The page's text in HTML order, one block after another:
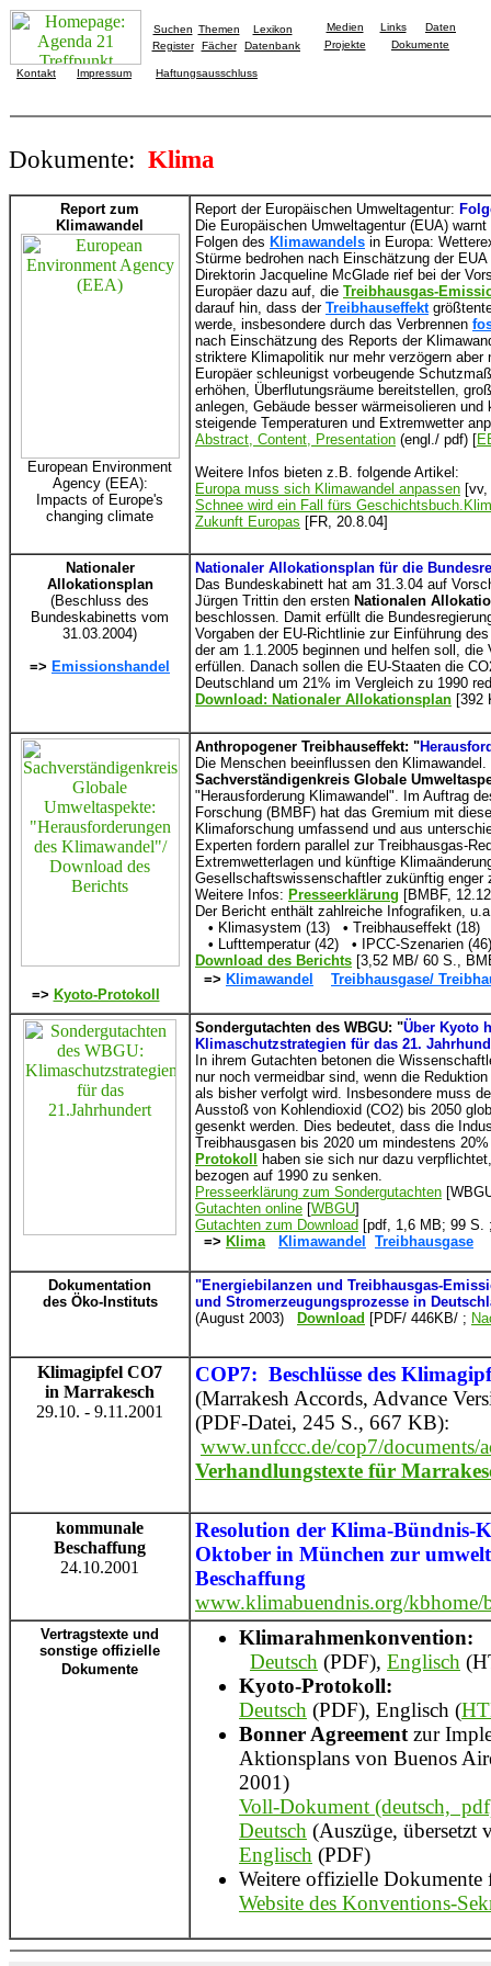
Suchen Themen
Lexikon
Register
Fächer Datenbank
Medien Links
Daten
Projekte
Dokumente
Kontakt Impressum Haftungsausschluss
Dokumente: Klima
Report zum
Klimawandel
European Environment
Agency (EEA):
Impacts of Europe's
changing climate
Report der Europäischen Umweltagentur:
Die Europäischen Umweltagentur (EUA)
Folgen des Klimawandels in Europa:
Stürme bedrohen nach Einschätzung der
Direktorin Jacqueline McGlade rief bei der
Europäer dazu auf, die Treibhausgas-
darauf hin, dass der Treibhauseffekt
werde, insbesondere durch das Verbrennen
nach Einschätzung des Reports der
striktere Klimapolitik nur mehr verzögern
Europäer schleunigst vorbeugende
erhöhen, Überflutungsräume bereitstellen,
anlegen, Gebäude besser wärmeisolieren
steigende Temperaturen und Extremwetter
Abstract, Content, Presentation (engl./ pdf) [
Weitere Infos bieten z.B. folgende Artikel:
Europa muss sich Klimawandel anpassen
Schnee wird ein Fall fürs
Zukunft Europas [FR, 20.8.04]
Nationaler
Allokationsplan
(Beschluss des
Bundeskabinetts vom
31.03.2004)
=> Emissionshandel
Nationaler Allokationsplan für die
Das Bundeskabinett hat am 31.3.04 auf
Jürgen Trittin den ersten Nationalen
beschlossen. Damit erfüllt die
Vorgaben der EU-Richtlinie zur Einführung
der am 1.1.2005 beginnen und helfen soll, die
erfüllen. Danach sollen die EU-Staaten die
Deutschland um 21% im Vergleich zu 1990
Download: Nationaler Allokationsplan [392
=> Kyoto-Protokoll
Anthropogener Treibhauseffekt: "
Die Menschen beeinflussen den
Sachverständigenkreis Globale
"Herausforderung Klimawandel". Im Auftrag
Forschung (BMBF) hat das Gremium mit
Klimaforschung umfassend und aus
Experten fordern parallel zur Treibhausgas-
Extremwetterlagen und künftige
Gesellschaftswissenschaftler zukünftig enger
Weitere Infos: Presseerklärung [BMBF,
Der Bericht enthält zahlreiche Infografiken,
• Klimasystem (13) • Treibhauseffekt (18)
• Lufttemperatur (42) •
IPCC-Szenarien
Download des Berichts [3,52 MB/ 60 S.,
=> Klimawandel Treibhausgase/
Sondergutachten des WBGU: "Über Kyoto
Klimaschutzstrategien für das 21.
In ihrem Gutachten betonen die
nur noch vermeidbar sind, wenn die
als bisher verfolgt wird. Insbesondere muss
Ausstoß von Kohlendioxid (CO2) bis 2050
gesenkt werden. Dies bedeutet, dass die
Treibhausgasen bis 2020 um mindestens
Protokoll
haben sie sich nur dazu
bezogen auf 1990 zu senken.
Presseerklärung zum Sondergutachten
Gutachten online [WBGU]
Gutachten zum Download [pdf, 1,6 MB; 99
=> Klima Klimawandel Treibhausgase
Dokumentation
des Öko-Instituts
"Energiebilanzen und Treibhausgas-
und Stromerzeugungsprozesse in
(August 2003)
Download [PDF/ 446KB/ ;
Klimagipfel CO7
in Marrakesch
29.10. - 9.11.2001
COP7: Beschlüsse des
(Marrakesh Accords, Advance
(PDF-Datei, 245 S., 667 KB):
www.unfccc.de/cop7/documents/
Verhandlungstexte für
kommunale
Beschaffung
24.10.2001
Resolution der Klima-Bündnis-
Oktober in München zur
Beschaffung
www.klimabuendnis.org/kbhome/
Vertragstexte und
sonstige offizielle
Dokumente
Klimarahmenkonvention:
Deutsch (PDF), Englisch
Kyoto-Protokoll:
Deutsch (PDF), Englisch (
Bonner Agreement zur
Aktionsplans von Buenos
2001)
Voll-Dokument (deutsch,
Deutsch (Auszüge,
Englisch (PDF)
Weitere offizielle
Website des Konventions-